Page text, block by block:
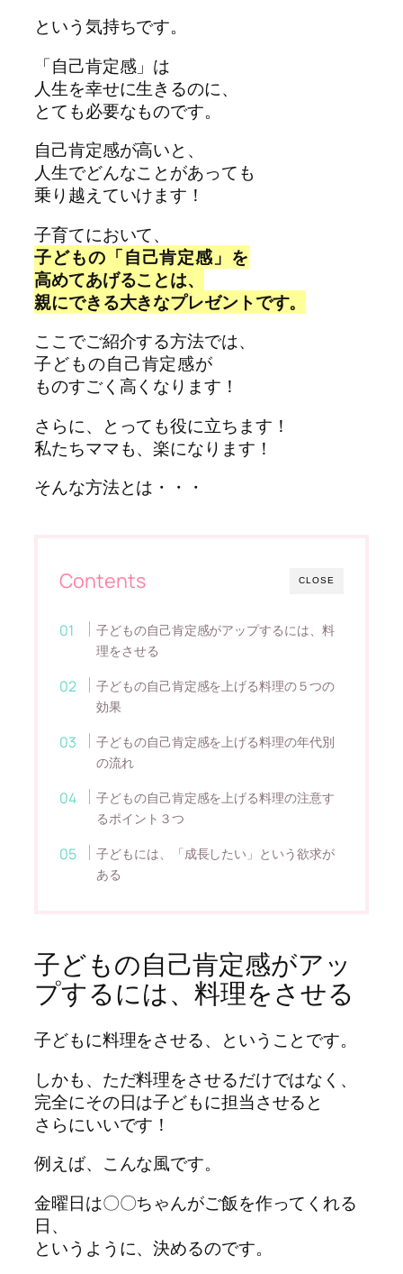
という気持ちです。
「自己肯定感」は
人生を幸せに生きるのに、
とても必要なものです。
自己肯定感が高いと、
人生でどんなことがあっても
乗り越えていけます！
子育てにおいて、
子どもの「自己肯定感」を
高めてあげることは、
親にできる大きなプレゼントです。
ここでご紹介する方法では、
子どもの自己肯定感が
ものすごく高くなります！
さらに、とっても役に立ちます！
私たちママも、楽になります！
そんな方法とは・・・
CLOSE
Contents
子どもの自己肯定感がアップするには、料
理をさせる
子どもの自己肯定感を上げる料理の５つの
効果
子どもの自己肯定感を上げる料理の年代別
の流れ
子どもの自己肯定感を上げる料理の注意す
るポイント３つ
子どもには、「成長したい」という欲求が
ある
子どもの自己肯定感がアッ
プするには、料理をさせる
子どもに料理をさせる、ということです。
しかも、ただ料理をさせるだけではなく、
完全にその日は子どもに担当させると
さらにいいです！
例えば、こんな風です。
金曜日は〇〇ちゃんがご飯を作ってくれる
日、
というように、決めるのです。